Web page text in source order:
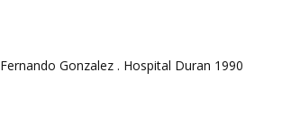
Fernando Gonzalez . Hospital Duran 1990